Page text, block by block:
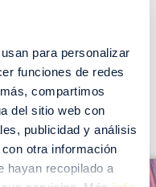
para personalizar
funciones de redes
compartimos
del sitio web con
publicidad y análisis
otra información
hayan recopilado a